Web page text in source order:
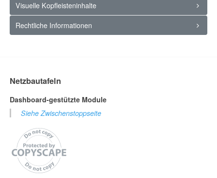
Visuelle Kopfleisteninhalte
Rechtliche Informationen
Netzbautafeln
Dashboard-gestützte Module
Siehe Zwischenstoppseite